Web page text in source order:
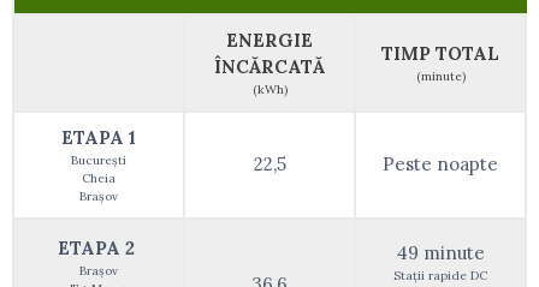
ENERGIE
ÎNCĂRCATĂ
(kWh)
TIMP TOTAL
(minute)
ETAPA 1
București
Cheia
Brașov
22,5 Peste noapte
ETAPA 2
Brașov
49 minute
Stații rapide DC